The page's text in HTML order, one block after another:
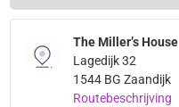
The Miller’s House
Lagedijk 32
1544 BG Zaandijk
Routebeschrijving